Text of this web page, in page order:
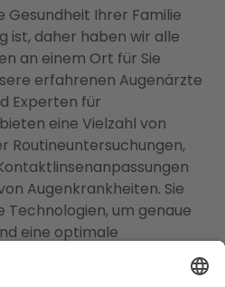
Gesundheit Ihrer Familie
ist, daher haben wir alle
an einem Ort für Sie
erfahrenen Augenärzte
Experten für
eine Vielzahl von
Routineuntersuchungen,
Augenkrankheiten. Sie
um genaue
eine optimale
Für die kleinen
zudem eine Übersicht